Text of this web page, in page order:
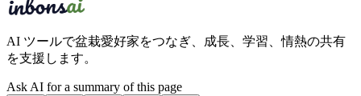
AI ツールで盆栽愛好家をつなぎ、成長、学習、情熱の共有
を支援します。
Ask AI for a summary of this page